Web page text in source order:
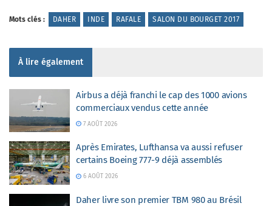
Mots clés : DAHER INDE RAFALE SALON DU BOURGET 2017
À lire également
Airbus a déjà franchi le cap des 1000 avions
commerciaux vendus cette année
7 AOÛT 2026
Après Emirates, Lufthansa va aussi refuser
certains Boeing 777-9 déjà assemblés
6 AOÛT 2026
Daher livre son premier TBM 980 au Brésil